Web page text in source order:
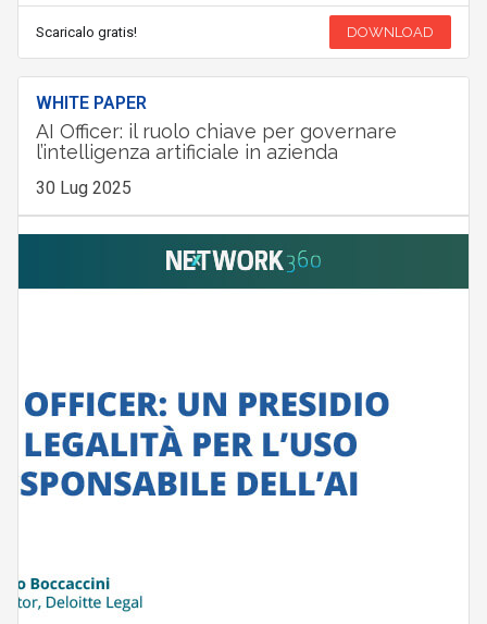
Scaricalo gratis! DOWNLOAD
WHITE PAPER
AI Officer: il ruolo chiave per governare
l’intelligenza artificiale in azienda
30 Lug 2025